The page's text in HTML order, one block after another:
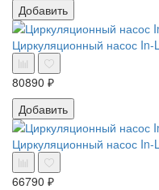
Добавить
Циркуляционный насос
80890 ₽
Добавить
Циркуляционный насос
66790 ₽